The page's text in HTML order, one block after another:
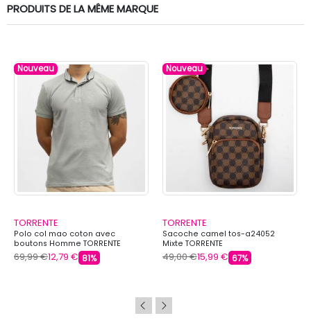
PRODUITS DE LA MÊME MARQUE
Nouveau
TORRENTE
Polo col mao coton avec
boutons Homme TORRENTE
69,99 €12,79 € 81%
Nouveau
TORRENTE
Sacoche camel tos-a24052
Mixte TORRENTE
49,00 €15,99 € 67%